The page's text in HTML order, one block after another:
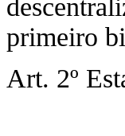
primeiro
Art. 2º